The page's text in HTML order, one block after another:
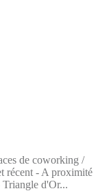
de coworking /
récent - A proximité
Triangle d'Or...